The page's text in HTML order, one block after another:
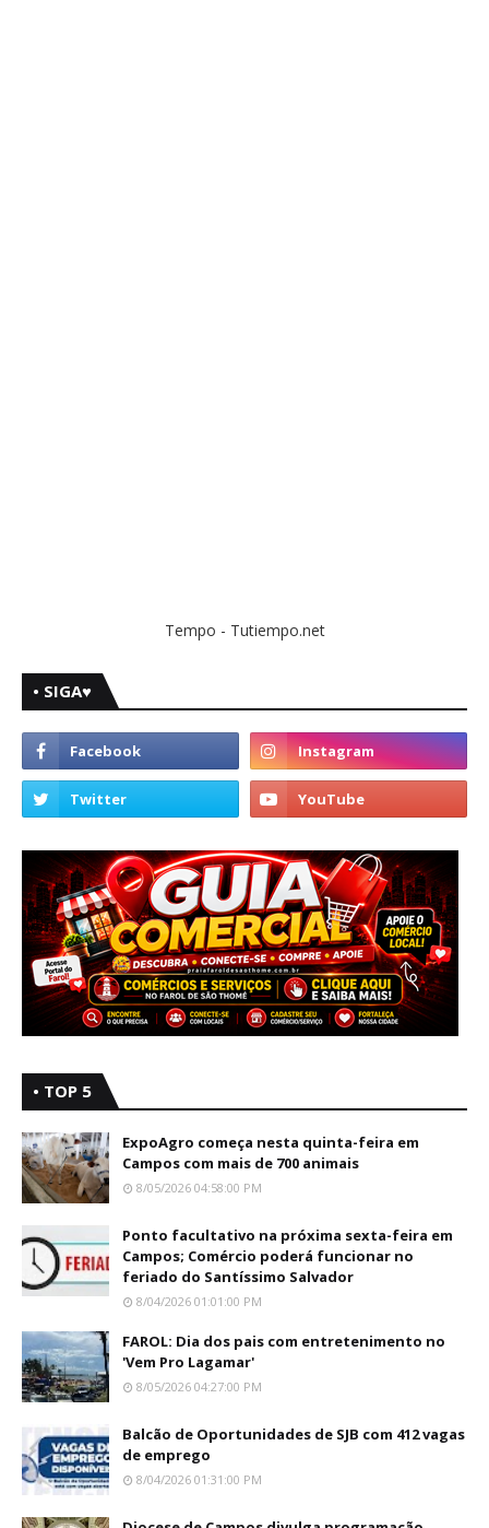
Tempo - Tutiempo.net
• SIGA♥
• TOP 5
ExpoAgro começa nesta quinta-feira em
Campos com mais de 700 animais
8/05/2026 04:58:00 PM
Ponto facultativo na próxima sexta-feira em
Campos; Comércio poderá funcionar no
feriado do Santíssimo Salvador
8/04/2026 01:01:00 PM
FAROL: Dia dos pais com entretenimento no
'Vem Pro Lagamar'
8/05/2026 04:27:00 PM
Balcão de Oportunidades de SJB com 412 vagas
de emprego
8/04/2026 01:31:00 PM